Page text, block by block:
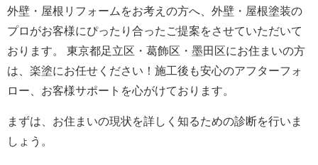
外壁・屋根リフォームをお考えの方へ、外壁・屋根塗装の
プロがお客様にぴったり合ったご提案をさせていただいて
おります。 東京都足立区・葛飾区・墨田区にお住まいの方
は、楽塗にお任せください！施工後も安心のアフターフォ
ロー、お客様サポートを心がけております。
まずは、お住まいの現状を詳しく知るための診断を行いま
しょう。